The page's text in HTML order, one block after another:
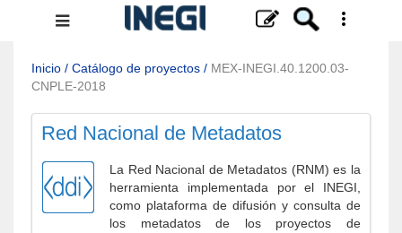
Menú
navegación
Inicio / Catálogo de proyectos / MEX-INEGI.40.1200.03-
CNPLE-2018
Red Nacional de Metadatos
La Red Nacional de Metadatos (RNM) es la
herramienta implementada por el INEGI,
como plataforma de difusión y consulta de
los metadatos de los proyectos de